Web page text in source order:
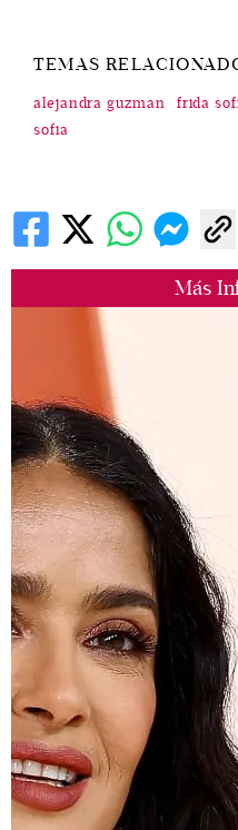
Más
TEMAS
alejandra guzman frida
sofia